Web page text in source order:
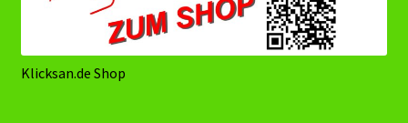
Klicksan.de Shop